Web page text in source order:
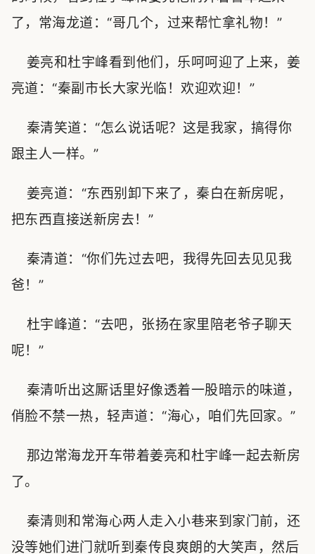
了，常海龙道：“哥几个，过来帮忙拿礼物！”
姜亮和杜宇峰看到他们，乐呵呵迎了上来，姜
亮道：“秦副市长大家光临！欢迎欢迎！”
秦清笑道：“怎么说话呢？这是我家，搞得你
跟主人一样。”
姜亮道：“东西别卸下来了，秦白在新房呢，
把东西直接送新房去！”
秦清道：“你们先过去吧，我得先回去见见我
爸！”
杜宇峰道：“去吧，张扬在家里陪老爷子聊天
呢！”
秦清听出这厮话里好像透着一股暗示的味道，
俏脸不禁一热，轻声道：“海心，咱们先回家。”
那边常海龙开车带着姜亮和杜宇峰一起去新房
了。
秦清则和常海心两人走入小巷来到家门前，还
没等她们进门就听到秦传良爽朗的大笑声，然后